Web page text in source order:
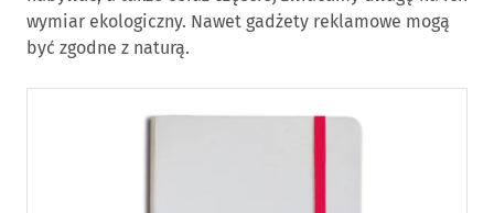
wymiar ekologiczny. Nawet gadżety reklamowe mogą
być zgodne z naturą.